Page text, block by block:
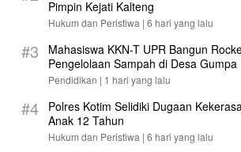
Pimpin Kejati Kalteng
Hukum dan Peristiwa | 6 hari yang lalu
#3
Mahasiswa KKN-T UPR Bangun
Pengelolaan Sampah di Desa Gumpa
Pendidikan | 1 hari yang lalu
#4
Polres Kotim Selidiki Dugaan
Anak 12 Tahun
Hukum dan Peristiwa | 6 hari yang lalu